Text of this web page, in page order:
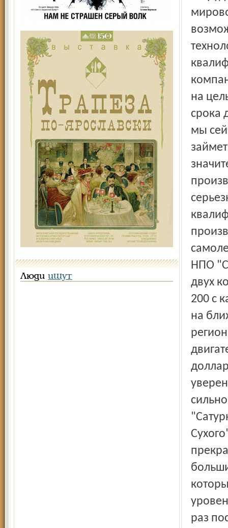
Люди ищут
на
срока
мы
НПО
двух
200 с
на
раз